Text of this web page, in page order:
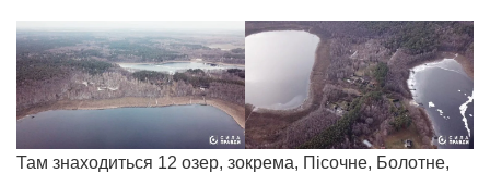
Там знаходиться 12 озер, зокрема, Пісочне, Болотне,